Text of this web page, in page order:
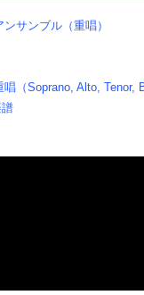
サンブル（重唱）
（Soprano, Alto, Tenor,